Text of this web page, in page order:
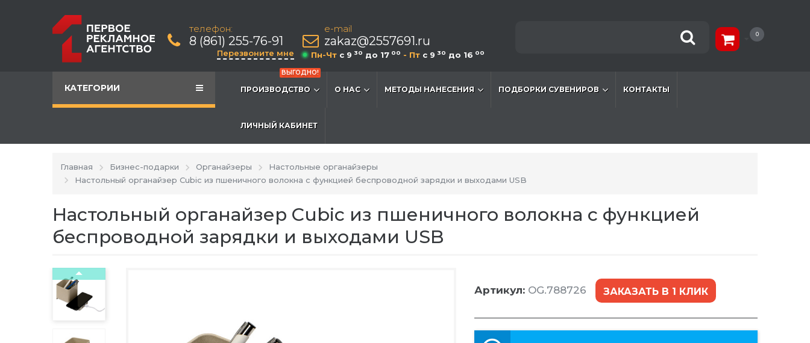
телефон:
8 (861) 255-76-91
Перезвоните мне
e-mail
zakaz@2557691.ru
Пн-Чт c 9 30 до 17 00 - Пт c 9 30 до 16 00
0
КАТЕГОРИИ
ВЫГОДНО!
ПРОИЗВОДСТВО О НАС МЕТОДЫ НАНЕСЕНИЯ ПОДБОРКИ СУВЕНИРОВ КОНТАКТЫ
ЛИЧНЫЙ КАБИНЕТ
Главная Бизнес-подарки Органайзеры
Настольные органайзеры
Настольный органайзер Cubic из пшеничного волокна с функцией беспроводной зарядки и выходами USB
Настольный органайзер Cubic из пшеничного волокна с функцией
беспроводной зарядки и выходами USB
Артикул: OG.788726 ЗАКАЗАТЬ В 1 КЛИК